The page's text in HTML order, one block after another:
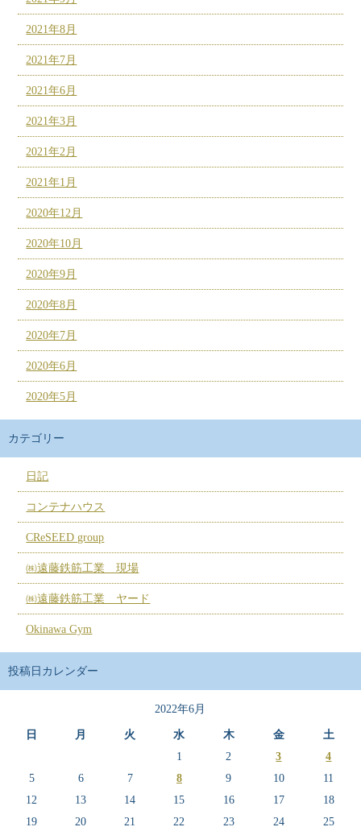
2021年8月
2021年7月
2021年6月
2021年3月
2021年2月
2021年1月
2020年12月
2020年10月
2020年9月
2020年8月
2020年7月
2020年6月
2020年5月
カテゴリー
日記
コンテナハウス
CReSEED group
㈱遠藤鉄筋工業 現場
㈱遠藤鉄筋工業 ヤード
Okinawa Gym
投稿日カレンダー
2022年6月
日 月 火 水 木 金
土
1
2 3
4
5
6 7 8 9 10
11
12
13 14 15 16 17
18
19
20 21 22 23 24 25